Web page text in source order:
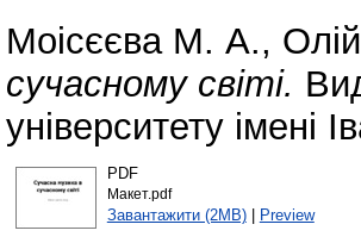
Моісєєва М. А.,
сучасному світі.
університету
PDF
Макет.pdf
Завантажити (2MB)| Preview